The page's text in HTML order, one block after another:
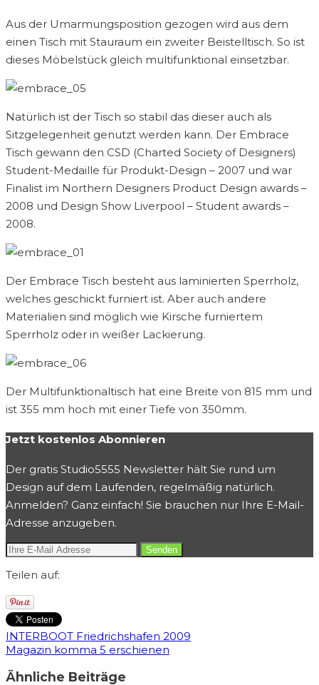
Aus der Umarmungsposition gezogen wird aus dem
einen Tisch mit Stauraum ein zweiter Beistelltisch. So ist
dieses Möbelstück gleich multifunktional einsetzbar.
Natürlich ist der Tisch so stabil das dieser auch als
Sitzgelegenheit genutzt werden kann. Der Embrace
Tisch gewann den CSD (Charted Society of Designers)
Student-Medaille für Produkt-Design – 2007 und war
Finalist im Northern Designers Product Design awards –
2008 und Design Show Liverpool – Student awards –
2008.
Der Embrace Tisch besteht aus laminierten Sperrholz,
welches geschickt furniert ist. Aber auch andere
Materialien sind möglich wie Kirsche furniertem
Sperrholz oder in weißer Lackierung.
Der Multifunktionaltisch hat eine Breite von 815 mm und
ist 355 mm hoch mit einer Tiefe von 350mm.
Jetzt kostenlos Abonnieren
Der gratis Studio5555 Newsletter hält Sie rund um
Design auf dem Laufenden, regelmäßig natürlich.
Anmelden? Ganz einfach! Sie brauchen nur Ihre E-Mail-
Adresse anzugeben.
Teilen auf:
INTERBOOT Friedrichshafen 2009
Magazin komma 5 erschienen
Ähnliche Beiträge